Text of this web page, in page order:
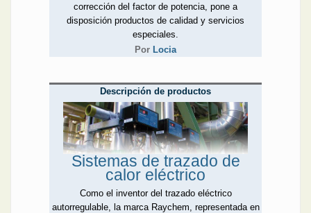
corrección del factor de potencia, pone a
disposición productos de calidad y servicios
especiales.
Por Locia
Descripción de productos
Sistemas de trazado de
calor eléctrico
Como el inventor del trazado eléctrico
autorregulable, la marca Raychem, representada en